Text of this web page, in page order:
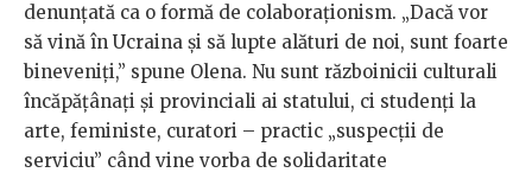
denunțată ca o formă de colaboraționism. „Dacă vor
să vină în Ucraina și să lupte alături de noi, sunt foarte
bineveniți,” spune Olena. Nu sunt războinicii culturali
încăpățânați și provinciali ai statului, ci studenți la
arte, feministe, curatori – practic „suspecții de
serviciu” când vine vorba de solidaritate